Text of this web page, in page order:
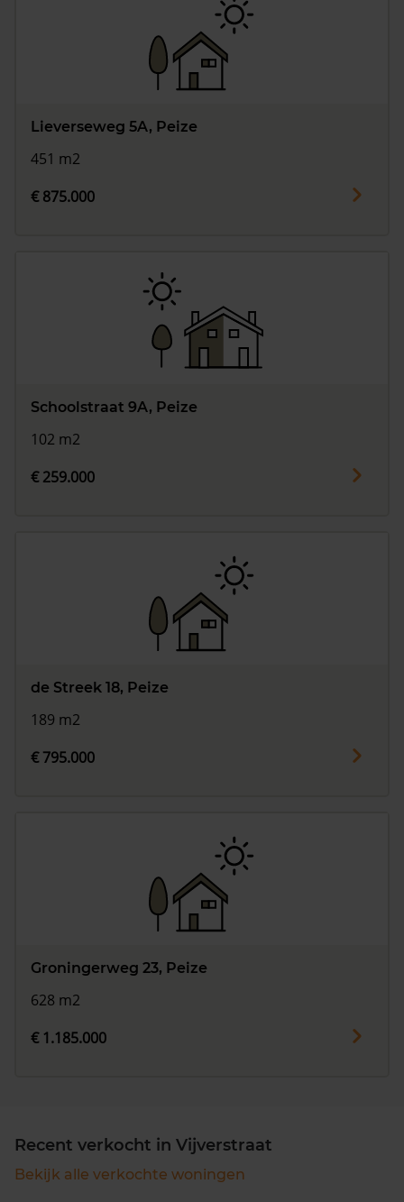
Lieverseweg 5A, Peize
451 m2
€ 875.000
Schoolstraat 9A, Peize
102 m2
€ 259.000
de Streek 18, Peize
189 m2
€ 795.000
Groningerweg 23, Peize
628 m2
€ 1.185.000
Recent verkocht in Vijverstraat
Bekijk alle verkochte woningen